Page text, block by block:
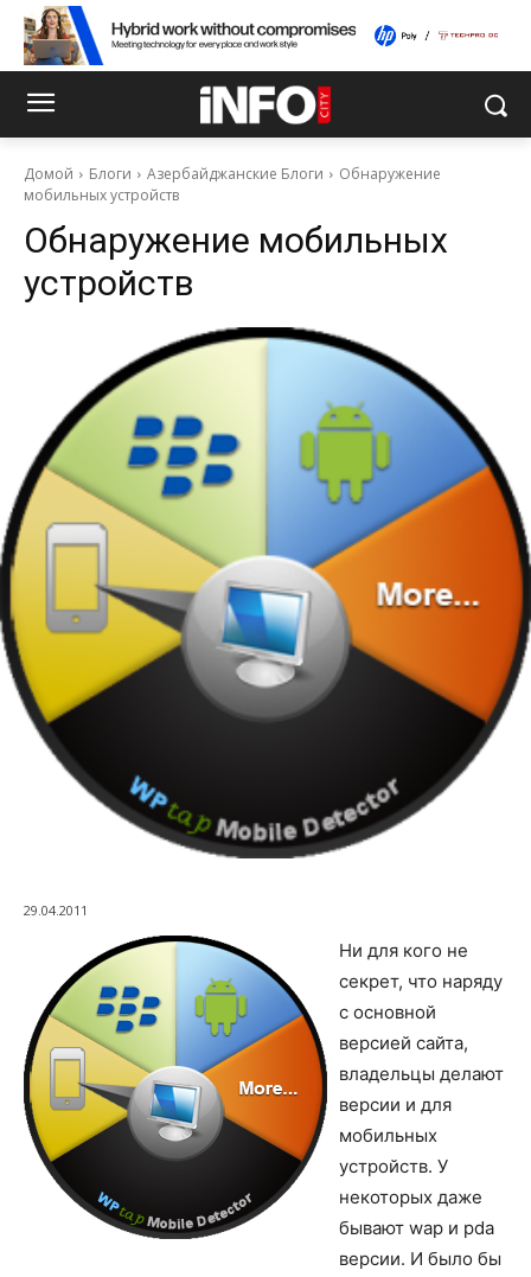
Домой Блоги Азербайджанские Блоги
Обнаружение
мобильных устройств
Обнаружение мобильных
устройств
29.04.2011
Ни для кого не
секрет, что наряду
с основной
версией сайта,
владельцы делают
версии и для
мобильных
устройств. У
некоторых даже
бывают wap и pda
версии. И было бы